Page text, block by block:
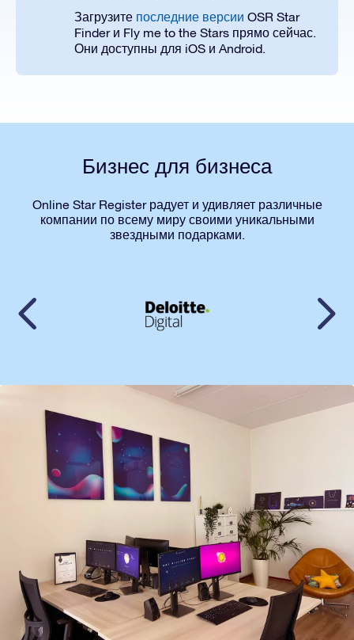
Загрузите последние версии OSR Star
Finder и Fly me to the Stars прямо сейчас.
Они доступны для iOS и Android.
Бизнес для бизнеса
Online Star Register радует и удивляет различные
компании по всему миру своими уникальными
звездными подарками.